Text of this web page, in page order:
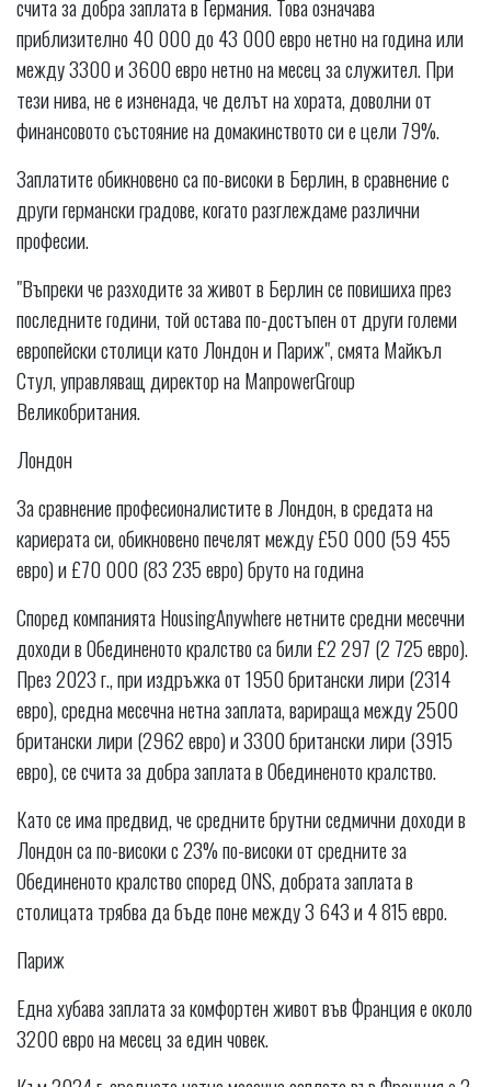
счита за добра заплата в Германия. Това означава
приблизително 40 000 до 43 000 евро нетно на година или
между 3300 и 3600 евро нетно на месец за служител. При
тези нива, не е изненада, че делът на хората, доволни от
финансовото състояние на домакинството си е цели 79%.
Заплатите обикновено са по-високи в Берлин, в сравнение с
други германски градове, когато разглеждаме различни
професии.
"Въпреки че разходите за живот в Берлин се повишиха през
последните години, той остава по-достъпен от други големи
европейски столици като Лондон и Париж", смята Майкъл
Стул, управляващ директор на ManpowerGroup
Великобритания.
Лондон
За сравнение професионалистите в Лондон, в средата на
кариерата си, обикновено печелят между £50 000 (59 455
евро) и £70 000 (83 235 евро) бруто на година
Според компанията HousingAnywhere нетните средни месечни
доходи в Обединеното кралство са били £2 297 (2 725 евро).
През 2023 г., при издръжка от 1950 британски лири (2314
евро), средна месечна нетна заплата, варираща между 2500
британски лири (2962 евро) и 3300 британски лири (3915
евро), се счита за добра заплата в Обединеното кралство.
Като се има предвид, че средните брутни седмични доходи в
Лондон са по-високи с 23% по-високи от средните за
Обединеното кралство според ONS, добрата заплата в
столицата трябва да бъде поне между 3 643 и 4 815 евро.
Париж
Една хубава заплата за комфортен живот във Франция е около
3200 евро на месец за един човек.